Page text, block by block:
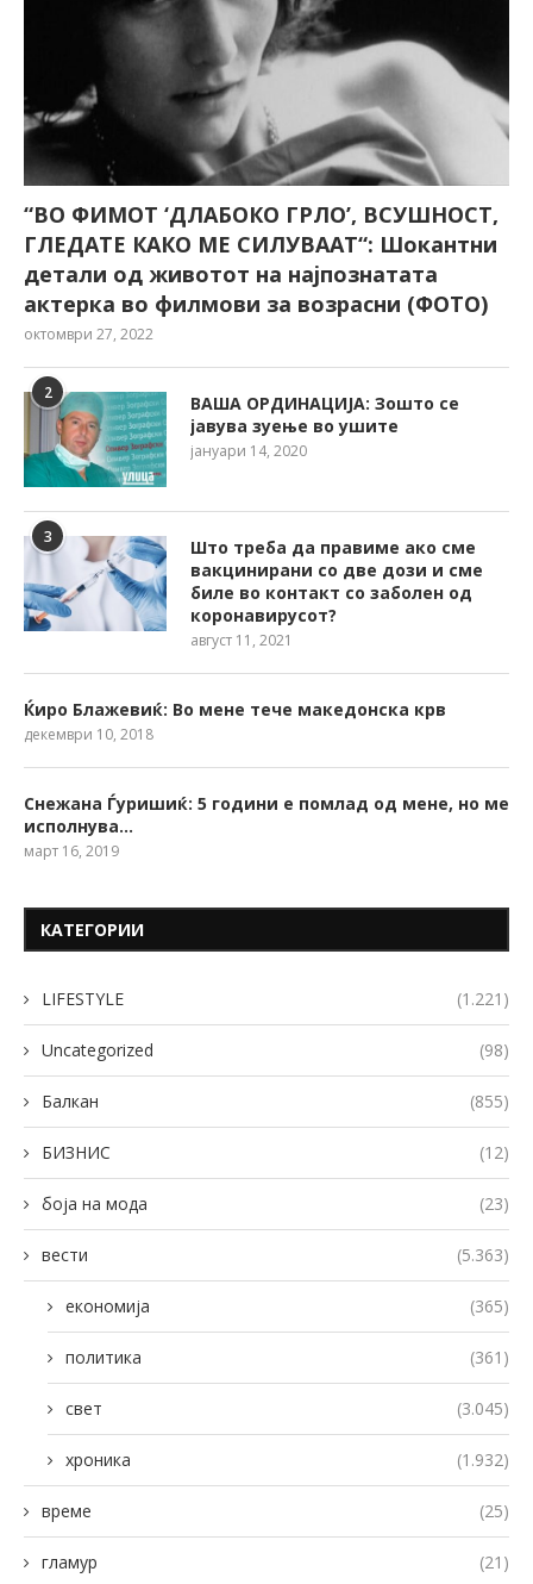
“ВО ФИМОТ ‘ДЛАБОКО ГРЛО’, ВСУШНОСТ,
ГЛЕДАТЕ КАКО МЕ СИЛУВААТ“: Шокантни
детали од животот на најпознатата
актерка во филмови за возрасни (ФОТО)
октомври 27, 2022
2
ВАША ОРДИНАЦИЈА: Зошто се
јавува зуење во ушите
јануари 14, 2020
3
Што треба да правиме ако сме
вакцинирани со две дози и сме
биле во контакт со заболен од
коронавирусот?
август 11, 2021
Ќиро Блажевиќ: Во мене тече македонска крв
декември 10, 2018
Снежана Ѓуришиќ: 5 години е помлад од мене, но ме
исполнува…
март 16, 2019
КАТЕГОРИИ
LIFESTYLE (1.221)
Uncategorized (98)
Балкан (855)
БИЗНИС (12)
боја на мода (23)
вести (5.363)
економија (365)
политика (361)
свет (3.045)
хроника (1.932)
време (25)
гламур (21)